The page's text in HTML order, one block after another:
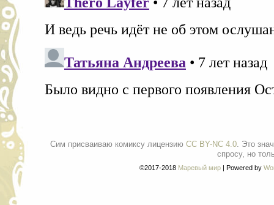
Сим присваиваю комиксу лицензию CC BY-NC 4.0. Это
спросу, но
©2017-2018 Маревый мир | Powered by